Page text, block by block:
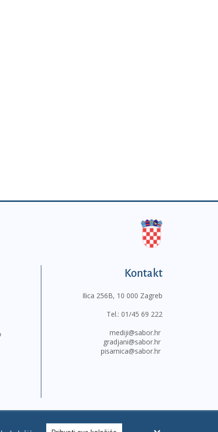
Kontakt
Ilica 256B, 10 000 Zagreb
Tel.: 01/45 69 222
mediji@sabor.hr
gradjani@sabor.hr
pisarnica@sabor.hr